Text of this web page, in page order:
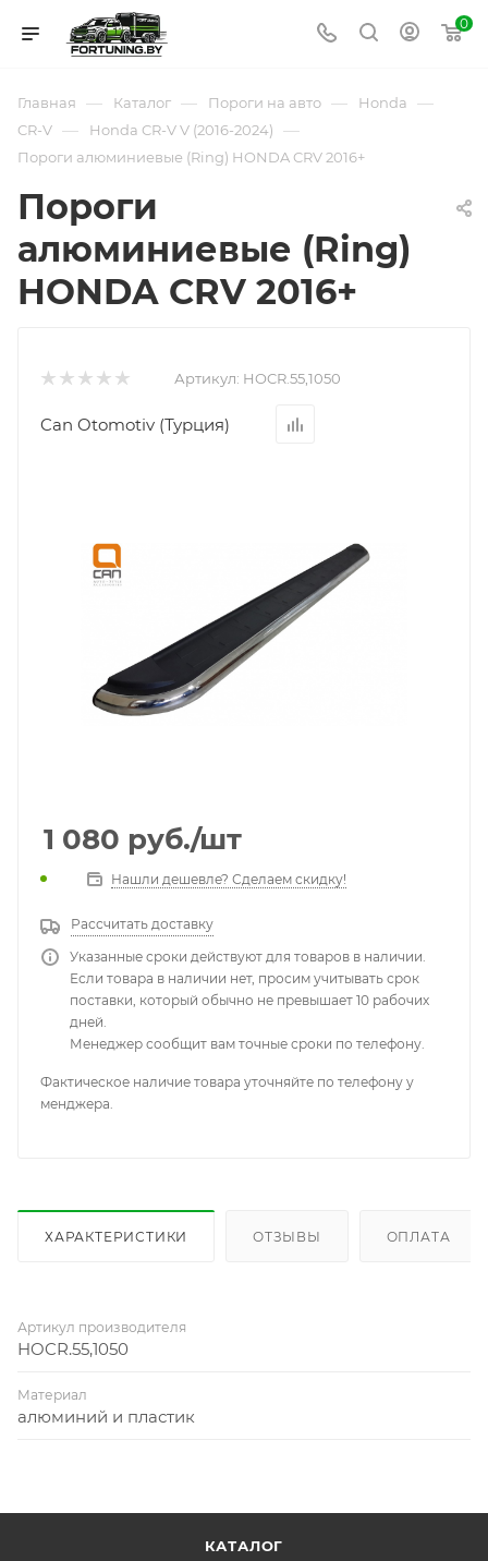
0
Главная — Каталог — Пороги на авто — Honda —
CR-V — Honda CR-V V (2016-2024) —
Пороги алюминиевые (Ring) HONDA CRV 2016+
Пороги
алюминиевые (Ring)
HONDA CRV 2016+
Артикул: HOCR.55,1050
Can Otomotiv (Турция)
1 080 руб./шт
Нашли дешевле? Сделаем скидку!
Рассчитать доставку
Указанные сроки действуют для товаров в наличии.
Если товара в наличии нет, просим учитывать срок
поставки, который обычно не превышает 10 рабочих
дней.
Менеджер сообщит вам точные сроки по телефону.
Фактическое наличие товара уточняйте по телефону у
менджера.
ХАРАКТЕРИСТИКИ ОТЗЫВЫ ОПЛАТА
Артикул производителя
HOCR.55,1050
Материал
алюминий и пластик
КАТАЛОГ